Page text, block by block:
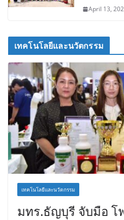
April 13,
เทคโนโลยีและนวัตกรรม
เทคโนโลยีและนวัตกรรม
มทร.ธัญบุรี จับมือ โ